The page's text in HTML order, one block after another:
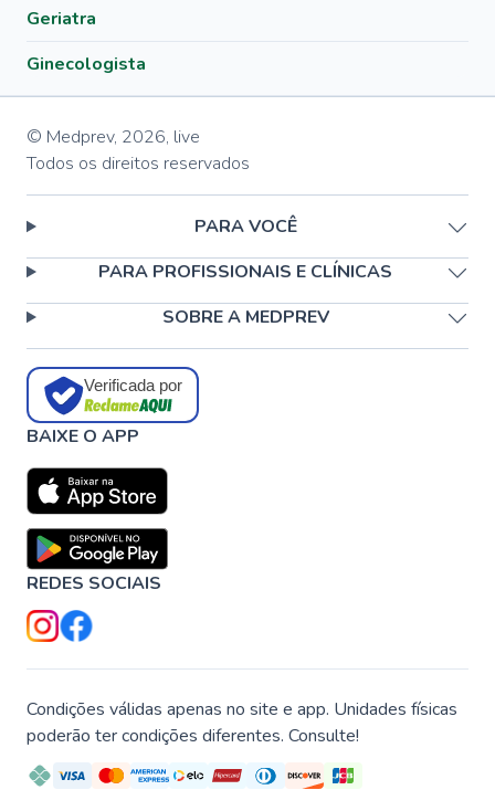
Geriatra
Ginecologista
© Medprev, 2026, live
Todos os direitos reservados
PARA VOCÊ
PARA PROFISSIONAIS E CLÍNICAS
SOBRE A MEDPREV
Verificada por
BAIXE O APP
REDES SOCIAIS
Condições válidas apenas no site e app. Unidades físicas
poderão ter condições diferentes. Consulte!